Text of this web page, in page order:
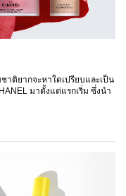
าติยากจะหาใดเปรียบและเป็น
มาตั้งแต่แรกเริ่ม ซึ่งนำ